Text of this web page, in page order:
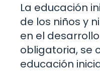
La educación
de los niños y
en el
obligatoria, se
educación